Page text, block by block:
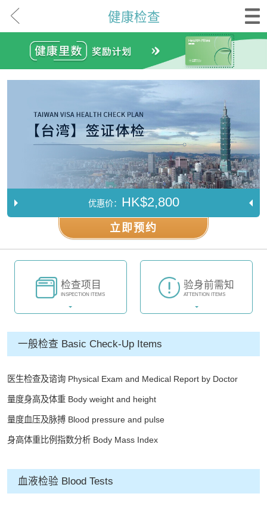
健康检查
优惠价： HK$2,800
立即预约
检查项目
INSPECTION ITEMS
验身前需知
ATTENTION ITEMS
一般检查 Basic Check-Up Items
医生检查及谘询 Physical Exam and Medical Report by Doctor
量度身高及体重 Body weight and height
量度血压及脉搏 Blood pressure and pulse
身高体重比例指数分析 Body Mass Index
血液检验 Blood Tests